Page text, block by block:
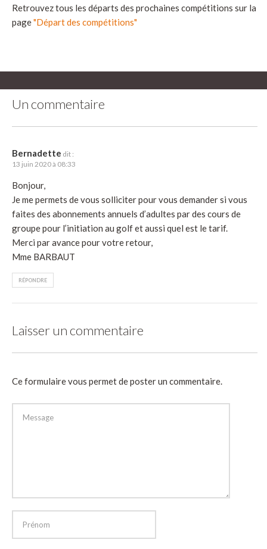
Retrouvez tous les départs des prochaines compétitions sur la
page"Départ des compétitions"
Un commentaire
Bernadette dit :
13 juin 2020 à 08:33
Bonjour,
Je me permets de vous solliciter pour vous demander si vous
faites des abonnements annuels d’adultes par des cours de
groupe pour l’initiation au golf et aussi quel est le tarif.
Merci par avance pour votre retour,
Mme BARBAUT
RÉPONDRE
Laisser un commentaire
Ce formulaire vous permet de poster un commentaire.